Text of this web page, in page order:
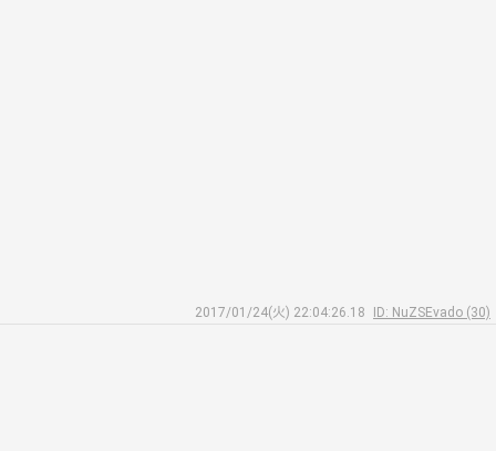
2017/01/24(火) 22:04:26.18
ID: NuZSEvado (30)